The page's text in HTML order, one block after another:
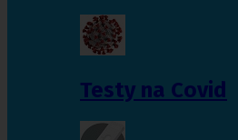
Testy na Covid